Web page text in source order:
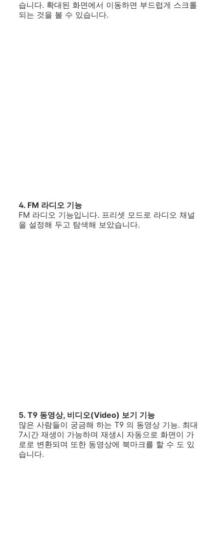
습니다. 확대된 화면에서 이동하면 부드럽게 스크롤
되는 것을 볼 수 있습니다.
4. FM 라디오 기능
FM 라디오 기능입니다. 프리셋 모드로 라디오 채널
을 설정해 두고 탐색해 보았습니다.
5. T9 동영상, 비디오(Video) 보기 기능
많은 사람들이 궁금해 하는 T9 의 동영상 기능. 최대
7시간 재생이 가능하며 재생시 자동으로 화면이 가
로로 변환되며 또한 동영상에 북마크를 할 수 도 있
습니다.